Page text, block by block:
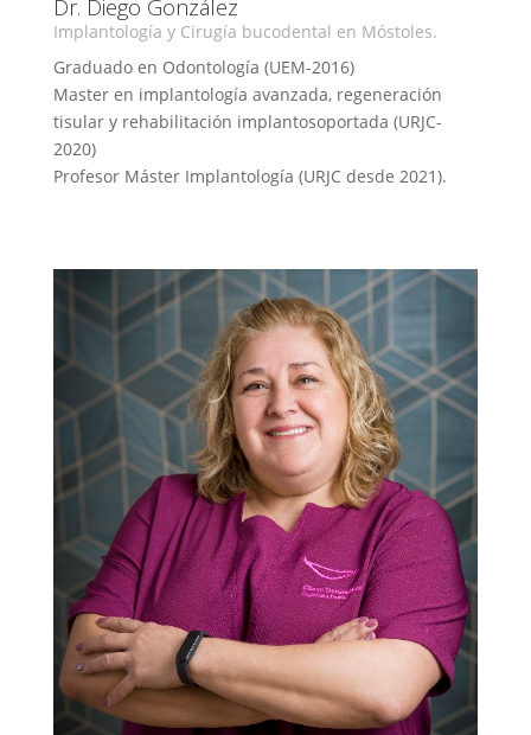
Dr. Diego González
Implantología y Cirugía bucodental en Móstoles.
Graduado en Odontología (UEM-2016)
Master en implantología avanzada, regeneración
tisular y rehabilitación implantosoportada (URJC-
2020)
Profesor Máster Implantología (URJC desde 2021).